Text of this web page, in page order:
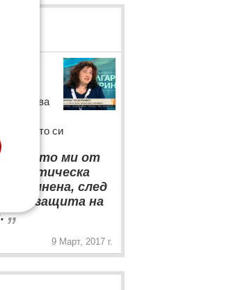
си
ми от
политическа
уволнена, след
в защита на
„
9 Март, 2017 г.